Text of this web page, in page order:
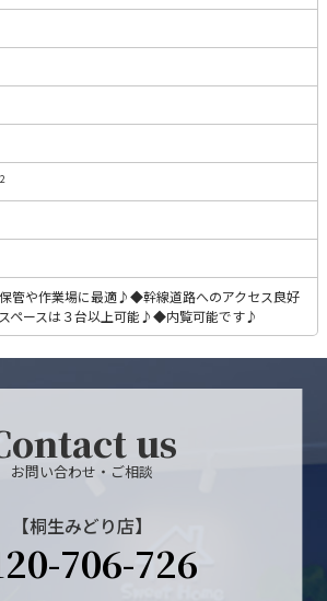
2
管や作業場に最適♪◆幹線道路へのアクセス良好
ペースは３台以上可能♪◆内覧可能です♪
us
お問い合わせ・ご相談
【桐生みどり店】
706-726